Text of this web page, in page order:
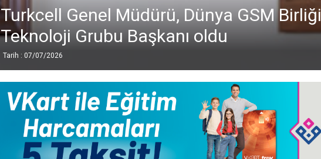
Turkcell Genel Müdürü, Dünya GSM Birliği
Teknoloji Grubu Başkanı oldu
Tarih : 07/07/2026